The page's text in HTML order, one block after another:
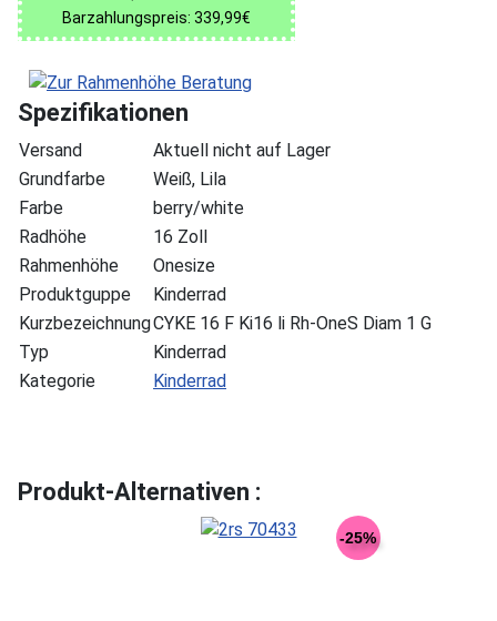
Barzahlungspreis: 339,99€
Spezifikationen
Versand
Aktuell nicht auf Lager
Grundfarbe
Weiß, Lila
Farbe
berry/white
Radhöhe
16 Zoll
Rahmenhöhe
Onesize
Produktguppe
Kinderrad
KurzbezeichnungCYKE 16 F Ki16 li Rh-OneS Diam 1 G
Typ
Kinderrad
Kategorie
Kinderrad
Produkt-Alternativen :
-25%